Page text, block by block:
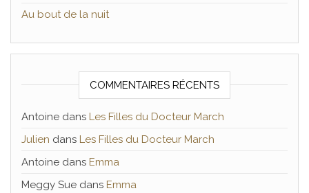
Au bout de la nuit
COMMENTAIRES RÉCENTS
Antoine dans Les Filles du Docteur March
Julien dans Les Filles du Docteur March
Antoine dans Emma
Meggy Sue dans Emma